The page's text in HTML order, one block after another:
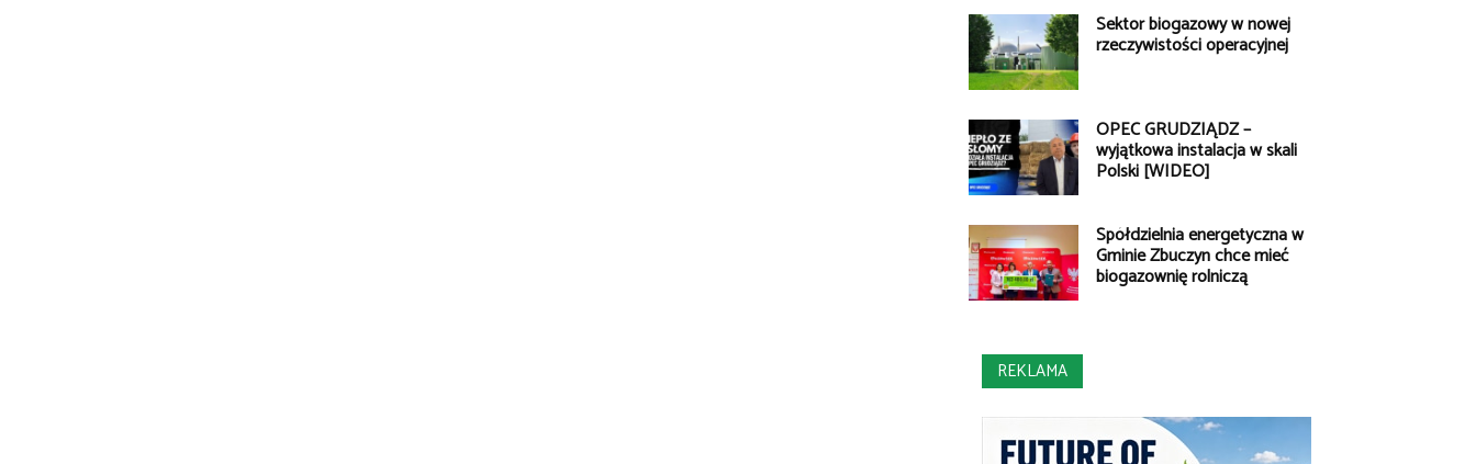
Sektor biogazowy w nowej
rzeczywistości operacyjnej
OPEC GRUDZIĄDZ –
wyjątkowa instalacja w skali
Polski [WIDEO]
Spółdzielnia energetyczna w
Gminie Zbuczyn chce mieć
biogazownię rolniczą
REKLAMA